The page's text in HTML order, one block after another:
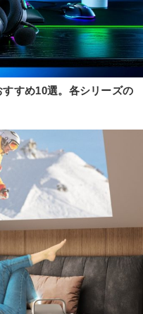
すめ10選。各シリーズの